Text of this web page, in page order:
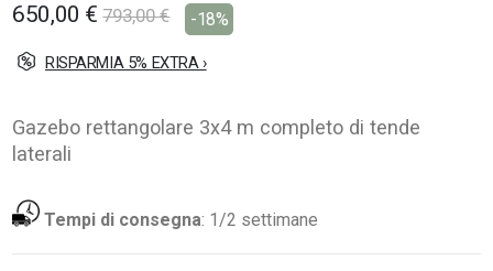
650,00 € 793,00 € -18%
RISPARMIA 5% EXTRA ›
Gazebo rettangolare 3x4 m completo di tende
laterali
Tempi di consegna: 1/2 settimane